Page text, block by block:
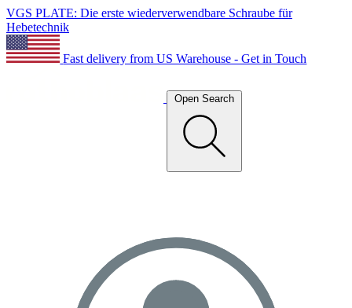
VGS PLATE: Die erste wiederverwendbare Schraube für
Hebetechnik
Fast delivery from US Warehouse - Get in Touch
Open Search